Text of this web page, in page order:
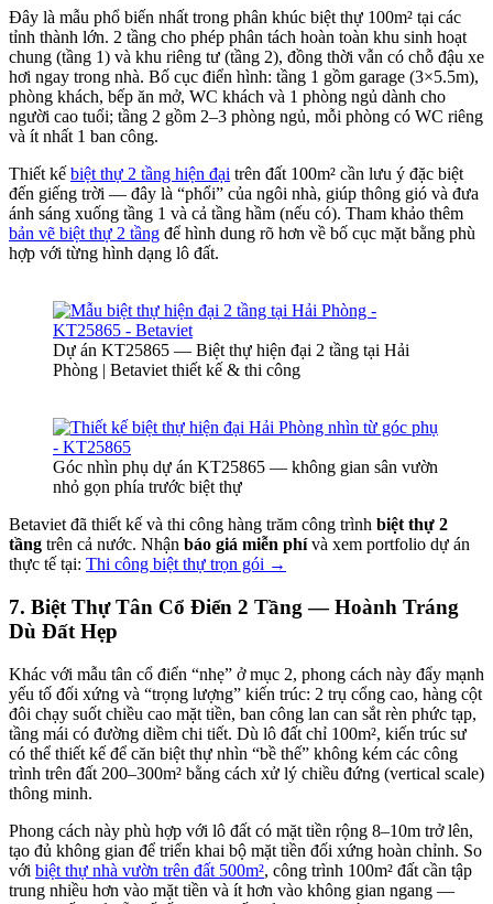
Đây là mẫu phổ biến nhất trong phân khúc biệt thự 100m² tại các
tỉnh thành lớn. 2 tầng cho phép phân tách hoàn toàn khu sinh hoạt
chung (tầng 1) và khu riêng tư (tầng 2), đồng thời vẫn có chỗ đậu xe
hơi ngay trong nhà. Bố cục điển hình: tầng 1 gồm garage (3×5.5m),
phòng khách, bếp ăn mở, WC khách và 1 phòng ngủ dành cho
người cao tuổi; tầng 2 gồm 2–3 phòng ngủ, mỗi phòng có WC riêng
và ít nhất 1 ban công.
Thiết kế biệt thự 2 tầng hiện đại trên đất 100m² cần lưu ý đặc biệt
đến giếng trời — đây là “phổi” của ngôi nhà, giúp thông gió và đưa
ánh sáng xuống tầng 1 và cả tầng hầm (nếu có). Tham khảo thêm
bản vẽ biệt thự 2 tầng để hình dung rõ hơn về bố cục mặt bằng phù
hợp với từng hình dạng lô đất.
Dự án KT25865 — Biệt thự hiện đại 2 tầng tại Hải
Phòng | Betaviet thiết kế & thi công
Góc nhìn phụ dự án KT25865 — không gian sân vườn
nhỏ gọn phía trước biệt thự
Betaviet đã thiết kế và thi công hàng trăm công trình biệt thự 2
tầng trên cả nước. Nhận báo giá miễn phívà xem portfolio dự án
thực tế tại: Thi công biệt thự trọn gói →
7. Biệt Thự Tân Cổ Điển 2 Tầng — Hoành Tráng
Dù Đất Hẹp
Khác với mẫu tân cổ điển “nhẹ” ở mục 2, phong cách này đẩy mạnh
yếu tố đối xứng và “trọng lượng” kiến trúc: 2 trụ cổng cao, hàng cột
đôi chạy suốt chiều cao mặt tiền, ban công lan can sắt rèn phức tạp,
tầng mái có đường diềm chi tiết. Dù lô đất chỉ 100m², kiến trúc sư
có thể thiết kế để căn biệt thự nhìn “bề thế” không kém các công
trình trên đất 200–300m² bằng cách xử lý chiều đứng (vertical scale)
thông minh.
Phong cách này phù hợp với lô đất có mặt tiền rộng 8–10m trở lên,
tạo đủ không gian để triển khai bộ mặt tiền đối xứng hoàn chỉnh. So
với biệt thự nhà vườn trên đất 500m², công trình 100m² đất cần tập
trung nhiều hơn vào mặt tiền và ít hơn vào không gian ngang —